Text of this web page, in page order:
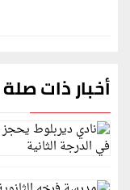
أخبار ذات صلة